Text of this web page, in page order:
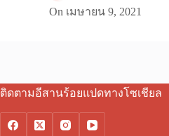
On เมษายน 9, 2021
ติดตามอีสานร้อยแปดทางโซเชียล